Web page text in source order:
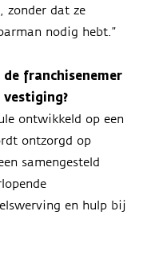
zonder dat ze
nodig hebt.”
franchisenemer
vestiging?
ontwikkeld op een
ontzorgd op
samengesteld
en hulp bij